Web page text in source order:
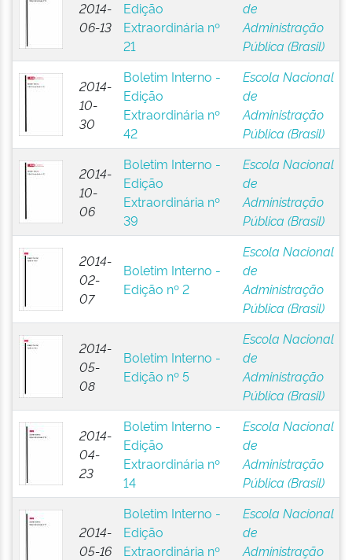
2014-
06-13
Edição
Extraordinária nº
21
de
Administração
Pública (Brasil)
2014-
10-
30
Boletim Interno -
Edição
Extraordinária nº
42
Escola Nacional
de
Administração
Pública (Brasil)
2014-
10-
06
Boletim Interno -
Edição
Extraordinária nº
39
Escola Nacional
de
Administração
Pública (Brasil)
2014-
02-
07
Boletim Interno -
Edição nº 2
Escola Nacional
de
Administração
Pública (Brasil)
2014-
05-
08
Boletim Interno -
Edição nº 5
Escola Nacional
de
Administração
Pública (Brasil)
2014-
04-
23
Boletim Interno -
Edição
Extraordinária nº
14
Escola Nacional
de
Administração
Pública (Brasil)
2014-
05-16
Boletim Interno -
Edição
Extraordinária nº
Escola Nacional
de
Administração